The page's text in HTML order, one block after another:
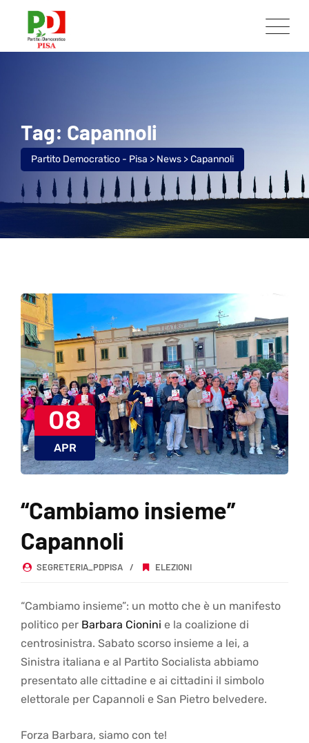
Tag: Capannoli
Partito Democratico - Pisa > News >Capannoli
08
APR
“Cambiamo insieme”
Capannoli
SEGRETERIA_PDPISA ELEZIONI
“Cambiamo insieme”: un motto che è un manifesto
politico per Barbara Cionini e la coalizione di
centrosinistra. Sabato scorso insieme a lei, a
Sinistra italiana e al Partito Socialista abbiamo
presentato alle cittadine e ai cittadini il simbolo
elettorale per Capannoli e San Pietro belvedere.
Forza Barbara, siamo con te!